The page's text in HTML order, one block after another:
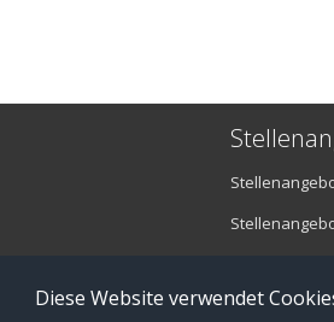
Diese Website verwendet